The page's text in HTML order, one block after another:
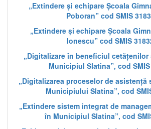
„Extindere și echipare Școala
Poboran” cod SMIS
„Extindere și echipare Școala
Ionescu” cod SMIS
„Digitalizare în beneficiul
Municipiul Slatina”, cod
„Digitalizarea proceselor de asistență
Municipiului Slatina”, cod
„Extindere sistem integrat de
în Municipiul Slatina”, cod